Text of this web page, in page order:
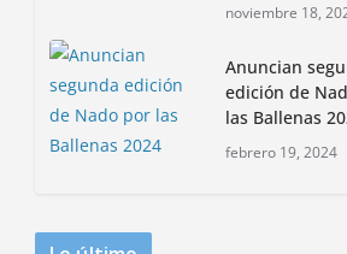
Restauran suelos
de incendios
noviembre 16, 2022
lacustre de
Rompe CDMX
Reto Naturalista
noviembre 18,
Anuncian
edición de
las Ballenas
febrero 19, 2024